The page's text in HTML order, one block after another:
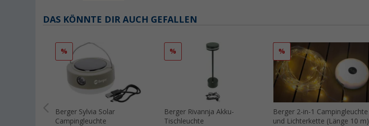
DAS KÖNNTE DIR AUCH GEFALLEN
%
Berger Sylvia Solar
Campingleuchte
%
Berger Rivannja Akku-
Tischleuchte
%
Berger 2-in-1 Campingleuchte
und Lichterkette (Länge 10 m)